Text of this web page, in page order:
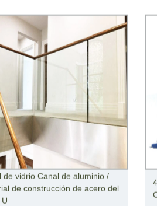
de vidrio Canal de aluminio /
de construcción de acero del